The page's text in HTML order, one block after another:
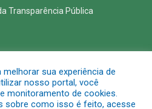
Transparência Pública
a Defensoria Pública de Roraima
Área Administrativa
sua experiência de
nosso portal, você
monitoramento de cookies.
sobre como isso é feito, acesse